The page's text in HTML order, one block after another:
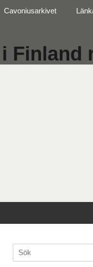
Finland
Cavoniusarkivet
Sök
efter: